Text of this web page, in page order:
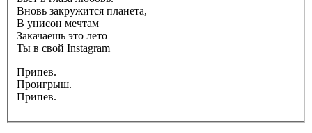
Вновь закружится планета,
В унисон мечтам
Закачаешь это лето
Ты в свой Instagram
Припев.
Проигрыш.
Припев.